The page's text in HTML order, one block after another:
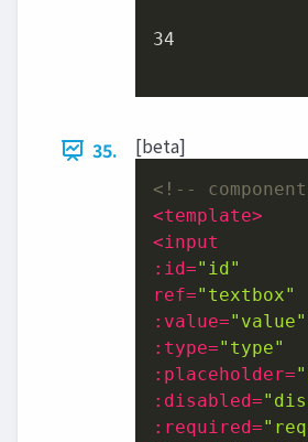
34
35. [beta]
<!--
<template>
<input
:id="id"
ref="textbox"
:value="value"
:type="type"
:placeholder=
:disabled=
:required=